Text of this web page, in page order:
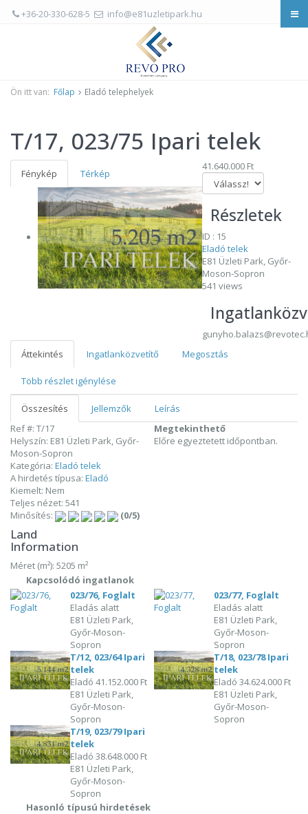
+36-20-330-628-5 info@e81uzletipark.hu
Ön itt van: Főlap Eladó telephelyek
T/17, 023/75 Ipari telek
Fénykép Térkép
41.640.000 Ft
Részletek
ID : 15
Eladó telek
E81 Üzleti Park, Győr-
Moson-Sopron
541 views
Áttekintés
Ingatlanközvetítő Megosztás
Több részlet igénylése
Összesítés Jellemzők
Leírás
Ref #: T/17
Helyszín: E81 Üzleti Park, Győr-
Moson-Sopron
Kategória: Eladó telek
A hirdetés típusa: Eladó
Kiemelt: Nem
Teljes nézet: 541
Minősítés:
(0/5)
Megtekinthető
Előre egyeztetett időpontban.
Land
Information
Méret (m²): 5205 m²
Kapcsolódó ingatlanok
023/76, Foglalt
Eladás alatt
E81 Üzleti Park,
Győr-Moson-
Sopron
023/77, Foglalt
Eladás alatt
E81 Üzleti Park,
Győr-Moson-
Sopron
T/12, 023/64 Ipari
telek
Eladó41.152.000 Ft
E81 Üzleti Park,
Győr-Moson-
Sopron
T/18, 023/78 Ipari
telek
Eladó34.624.000 Ft
E81 Üzleti Park,
Győr-Moson-
Sopron
T/19, 023/79 Ipari
telek
Eladó38.648.000 Ft
E81 Üzleti Park,
Győr-Moson-
Sopron
Hasonló típusú hirdetések